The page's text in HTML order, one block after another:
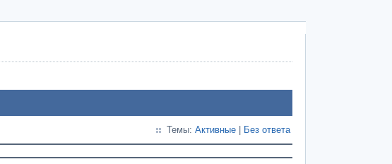
Темы: Активные Без ответа